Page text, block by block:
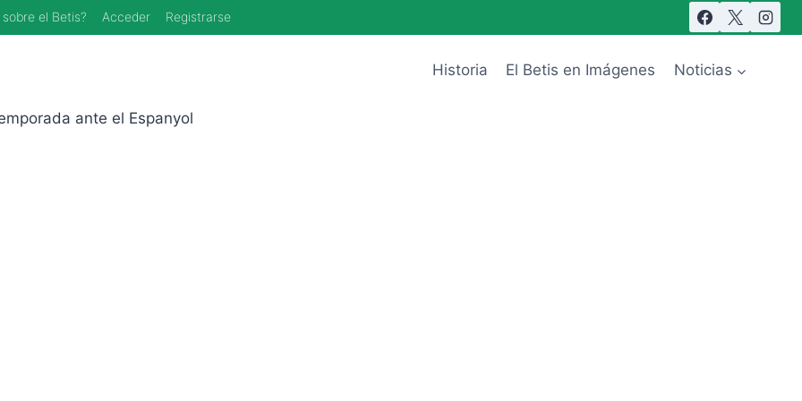
el Betis? Acceder Registrarse
Historia El Betis en Imágenes Noticias